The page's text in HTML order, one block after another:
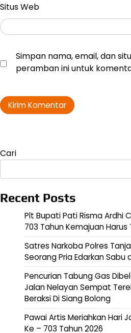
Situs Web
Simpan nama, email, dan
peramban ini untuk
Cari
Recent Posts
Plt Bupati Pati Risma Ardhi
703 Tahun Kemajuan Harus
Satres Narkoba Polres
Seorang Pria Edarkan Sabu
Pencurian Tabung Gas
Jalan Nelayan Sempat
Beraksi Di Siang Bolong
Pawai Artis Meriahkan Hari
Ke – 703 Tahun 2026